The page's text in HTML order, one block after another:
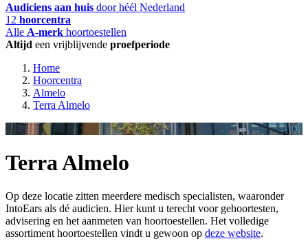
Audiciens aan huis door héél Nederland
12 hoorcentra
Alle A-merk hoortoestellen
Altijd een vrijblijvende proefperiode
Home
Hoorcentra
Almelo
Terra Almelo
Terra Almelo
Op deze locatie zitten meerdere medisch specialisten, waaronder
IntoEars als dé audicien. Hier kunt u terecht voor gehoortesten,
advisering en het aanmeten van hoortoestellen. Het volledige
assortiment hoortoestellen vindt u gewoon op deze website.